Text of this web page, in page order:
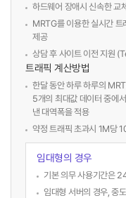
하드웨어 장애시 신속한 교
MRTG를 이용한 실시간
제공
상담 후 사이트 이전 지
트래픽 계산방법
한달 동안 하루 하루의
5개의 최대값 데이터 중에
낸 대역폭을 적용
약정 트래픽 초과시 1M당
임대형의 경우
기본 의무 사용기간은
임대형 서버의 경우, 중